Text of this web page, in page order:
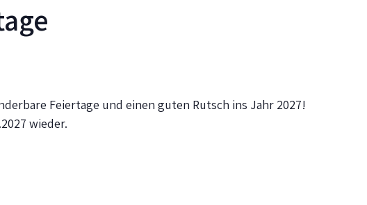
Feiertage und einen guten Rutsch ins Jahr 2027!
wieder.